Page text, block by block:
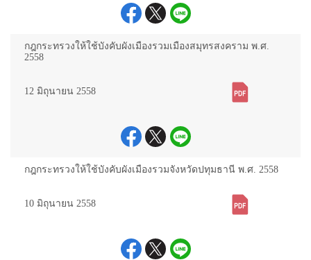
กฎกระทรวงให้ใช้บังคับผังเมืองรวมเมืองสมุทรสงคราม พ.ศ.
2558
12 มิถุนายน 2558
กฎกระทรวงให้ใช้บังคับผังเมืองรวมจังหวัดปทุมธานี พ.ศ. 2558
10 มิถุนายน 2558